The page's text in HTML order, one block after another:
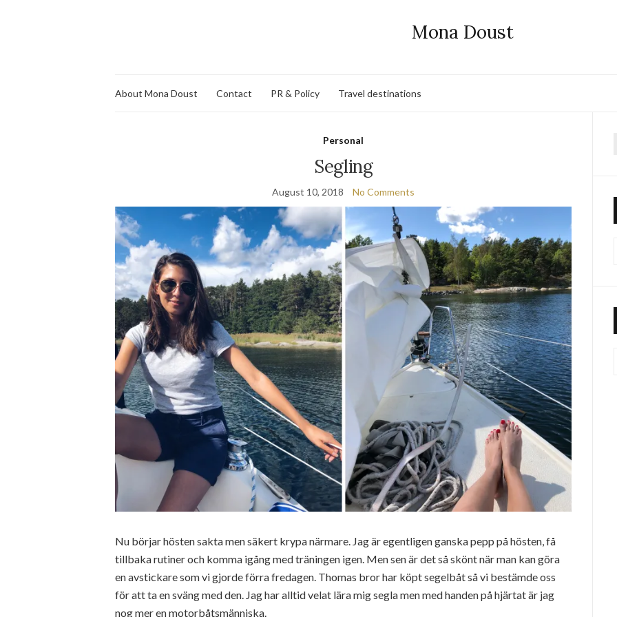
Mona Doust
About Mona Doust Contact PR & Policy Travel destinations
Personal
Segling
August 10, 2018 No Comments
Nu börjar hösten sakta men säkert krypa närmare. Jag är egentligen ganska pepp på hösten, få
tillbaka rutiner och komma igång med träningen igen. Men sen är det så skönt när man kan göra
en avstickare som vi gjorde förra fredagen. Thomas bror har köpt segelbåt så vi bestämde oss
för att ta en sväng med den. Jag har alltid velat lära mig segla men med handen på hjärtat är jag
nog mer en motorbåtsmänniska.